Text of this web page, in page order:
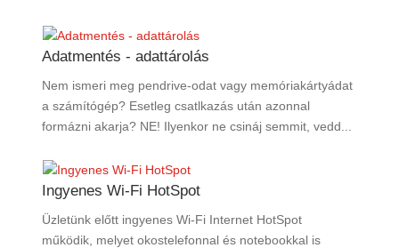
Adatmentés - adattárolás
Nem ismeri meg pendrive-odat vagy memóriakártyádat
a számítógép? Esetleg csatlkazás után azonnal
formázni akarja? NE! Ilyenkor ne csináj semmit, vedd...
Ingyenes Wi-Fi HotSpot
Üzletünk előtt ingyenes Wi-Fi Internet HotSpot
működik, melyet okostelefonnal és notebookkal is